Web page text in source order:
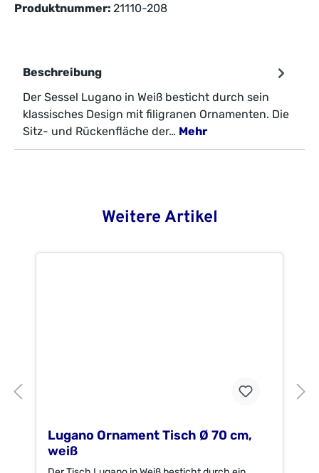
Produktnummer: 21110-208
Beschreibung
Der Sessel Lugano in Weiß besticht durch sein
klassisches Design mit filigranen Ornamenten. Die
Sitz- und Rückenfläche der… Mehr
Weitere Artikel
Lugano Ornament Tisch Ø 70 cm,
weiß